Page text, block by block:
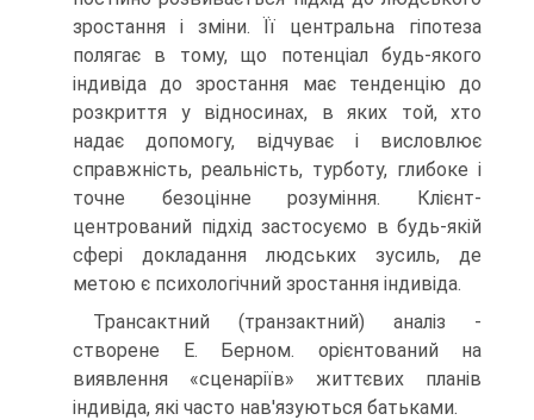
зростання і зміни. Її центральна гіпотеза
полягає в тому, що потенціал будь-якого
індивіда до зростання має тенденцію до
розкриття у відносинах, в яких той, хто
надає допомогу, відчуває і висловлює
справжність, реальність, турботу, глибоке і
точне безоцінне розуміння. Клієнт-
центрований підхід застосуємо в будь-якій
сфері докладання людських зусиль, де
метою є психологічний зростання індивіда.
Трансактний (транзактний) аналіз -
створене Е. Берном. орієнтований на
виявлення «сценаріїв» життєвих планів
індивіда, які часто нав'язуються батьками.